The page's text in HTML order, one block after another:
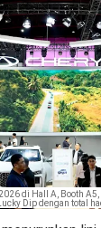
di Hall A, Booth
Dip dengan total